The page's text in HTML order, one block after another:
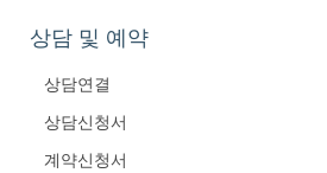
상담 및 예약
상담연결
상담신청서
계약신청서